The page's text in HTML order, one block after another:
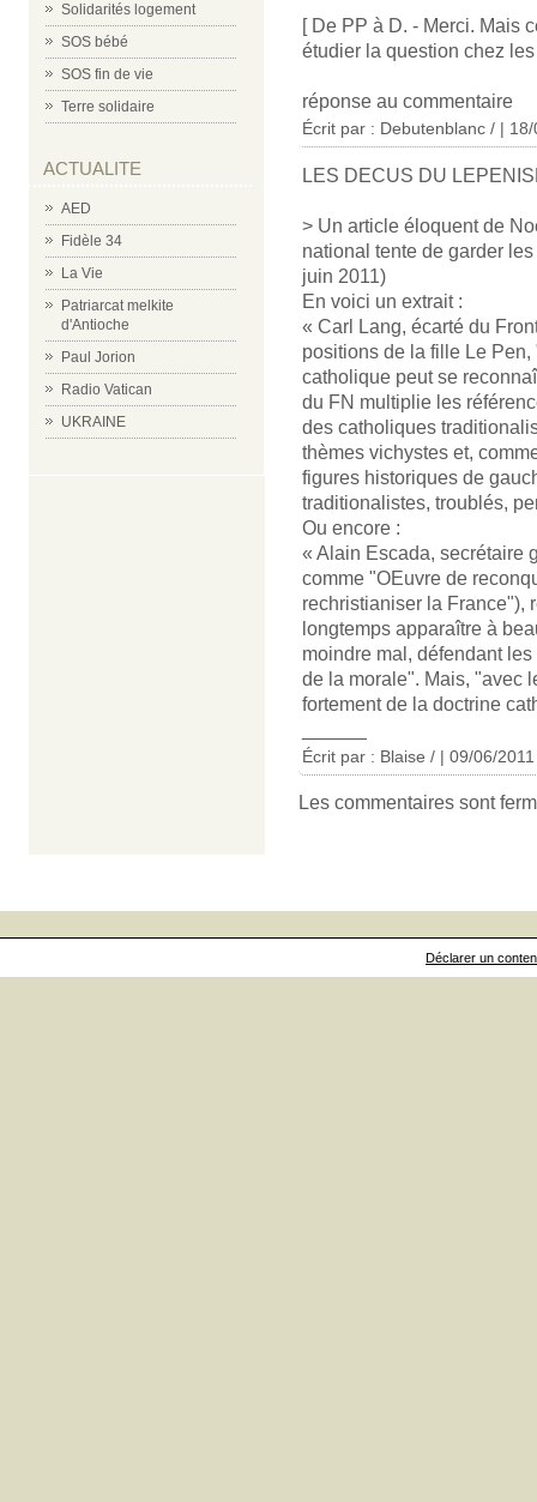
Solidarités logement
SOS bébé
SOS fin de vie
Terre solidaire
ACTUALITE
AED
Fidèle 34
La Vie
Patriarcat melkite
d'Antioche
Paul Jorion
Radio Vatican
UKRAINE
[ De PP à D. - Merci. Mais
étudier la question chez
réponse au commentaire
Écrit par : Debutenblanc / |
LES DECUS DU
> Un article éloquent de
national tente de garder
juin 2011)
En voici un extrait :
« Carl Lang, écarté du
positions de la fille Le
catholique peut se
du FN multiplie les
des catholiques
thèmes vichystes et,
figures historiques de
traditionalistes, troublés,
Ou encore :
« Alain Escada, secrétaire
comme "OEuvre de
rechristianiser la France"),
longtemps apparaître à
moindre mal, défendant
de la morale". Mais, "avec
fortement de la doctrine
Écrit par : Blaise / | 09/06/2011
Les commentaires sont
Déclarer un